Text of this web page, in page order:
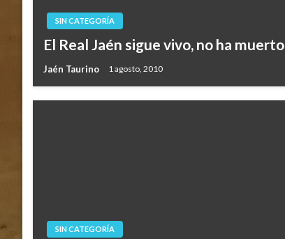
SIN CATEGORÍA
El Real Jaén sigue vivo, no ha muerto
Jaén Taurino 1 agosto, 2010
SIN CATEGORÍA